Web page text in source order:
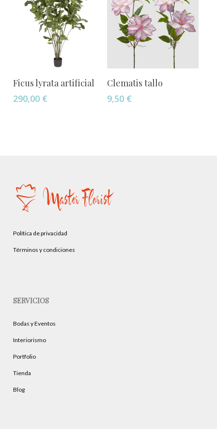
Añadir Al Carrito
Ficus lyrata artificial
290,00 €
Añadir Al Carrito
Clematis tallo
9,50 €
Política de privacidad
Términos y condiciones
SERVICIOS
Bodas y Eventos
Interiorismo
Portfolio
Tienda
Blog